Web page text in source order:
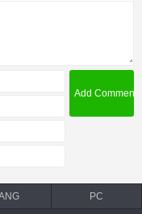
PC